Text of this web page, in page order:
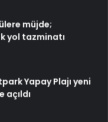
müjde;
yol tazminatı
Yapay Plajı yeni
açıldı